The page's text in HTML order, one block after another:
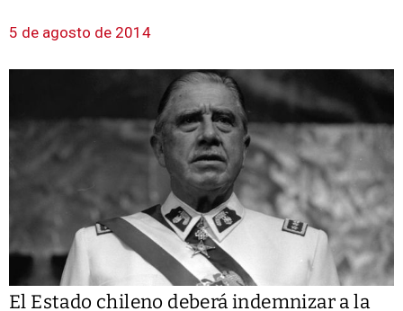
5 de agosto de 2014
El Estado chileno deberá indemnizar a la